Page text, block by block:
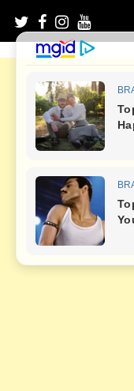
content